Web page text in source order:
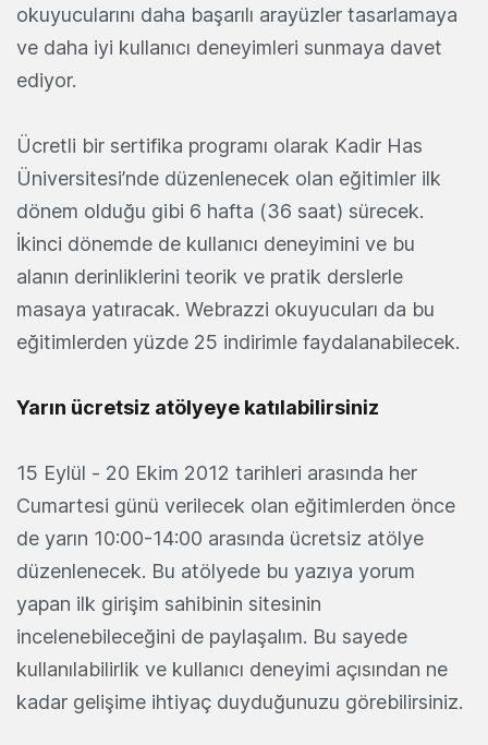
okuyucularını daha başarılı arayüzler tasarlamaya
ve daha iyi kullanıcı deneyimleri sunmaya davet
ediyor.
Ücretli bir sertifika programı olarak Kadir Has
Üniversitesi’nde düzenlenecek olan eğitimler ilk
dönem olduğu gibi 6 hafta (36 saat) sürecek.
İkinci dönemde de kullanıcı deneyimini ve bu
alanın derinliklerini teorik ve pratik derslerle
masaya yatıracak. Webrazzi okuyucuları da bu
eğitimlerden yüzde 25 indirimle faydalanabilecek.
Yarın ücretsiz atölyeye katılabilirsiniz
15 Eylül - 20 Ekim 2012 tarihleri arasında her
Cumartesi günü verilecek olan eğitimlerden önce
de yarın 10:00-14:00 arasında ücretsiz atölye
düzenlenecek. Bu atölyede bu yazıya yorum
yapan ilk girişim sahibinin sitesinin
incelenebileceğini de paylaşalım. Bu sayede
kullanılabilirlik ve kullanıcı deneyimi açısından ne
kadar gelişime ihtiyaç duyduğunuzu görebilirsiniz.